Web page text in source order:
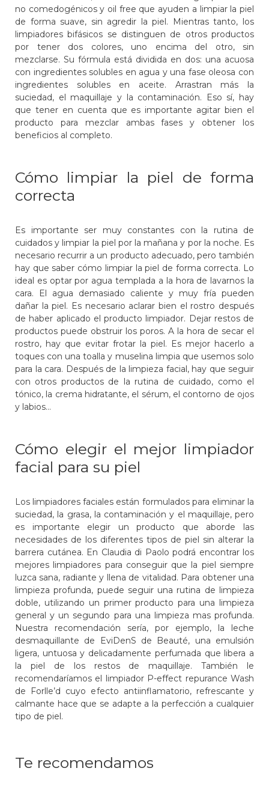
no comedogénicos y oil free que ayuden a limpiar la piel
de forma suave, sin agredir la piel. Mientras tanto, los
limpiadores bifásicos se distinguen de otros productos
por tener dos colores, uno encima del otro, sin
mezclarse. Su fórmula está dividida en dos: una acuosa
con ingredientes solubles en agua y una fase oleosa con
ingredientes solubles en aceite. Arrastran más la
suciedad, el maquillaje y la contaminación. Eso sí, hay
que tener en cuenta que es importante agitar bien el
producto para mezclar ambas fases y obtener los
beneficios al completo.
Cómo limpiar la piel de forma
correcta
Es importante ser muy constantes con la rutina de
cuidados y limpiar la piel por la mañana y por la noche. Es
necesario recurrir a un producto adecuado, pero también
hay que saber cómo limpiar la piel de forma correcta. Lo
ideal es optar por agua templada a la hora de lavarnos la
cara. El agua demasiado caliente y muy fría pueden
dañar la piel. Es necesario aclarar bien el rostro después
de haber aplicado el producto limpiador. Dejar restos de
productos puede obstruir los poros. A la hora de secar el
rostro, hay que evitar frotar la piel. Es mejor hacerlo a
toques con una toalla y muselina limpia que usemos solo
para la cara. Después de la limpieza facial, hay que seguir
con otros productos de la rutina de cuidado, como el
tónico, la crema hidratante, el sérum, el contorno de ojos
y labios…
Cómo elegir el mejor limpiador
facial para su piel
Los limpiadores faciales están formulados para eliminar la
suciedad, la grasa, la contaminación y el maquillaje, pero
es importante elegir un producto que aborde las
necesidades de los diferentes tipos de piel sin alterar la
barrera cutánea. En Claudia di Paolo podrá encontrar los
mejores limpiadores para conseguir que la piel siempre
luzca sana, radiante y llena de vitalidad. Para obtener una
limpieza profunda, puede seguir una rutina de limpieza
doble, utilizando un primer producto para una limpieza
general y un segundo para una limpieza mas profunda.
Nuestra recomendación sería, por ejemplo, la leche
desmaquillante de EviDenS de Beauté, una emulsión
ligera, untuosa y delicadamente perfumada que libera a
la piel de los restos de maquillaje. También le
recomendaríamos el limpiador P-effect repurance Wash
de Forlle’d cuyo efecto antiinflamatorio, refrescante y
calmante hace que se adapte a la perfección a cualquier
tipo de piel.
Te recomendamos